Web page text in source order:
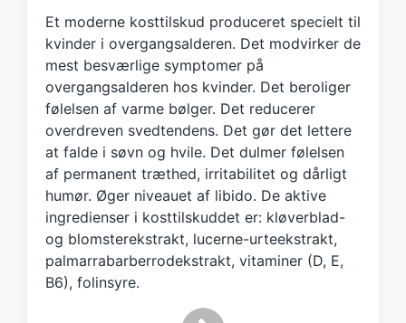
e
d
w
h
Et moderne kosttilskud produceret specielt til
kvinder i overgangsalderen. Det modvirker de
mest besværlige symptomer på
overgangsalderen hos kvinder. Det beroliger
følelsen af varme bølger. Det reducerer
overdreven svedtendens. Det gør det lettere
at falde i søvn og hvile. Det dulmer følelsen
af permanent træthed, irritabilitet og dårligt
humør. Øger niveauet af libido. De aktive
ingredienser i kosttilskuddet er: kløverblad-
og blomsterekstrakt, lucerne-urteekstrakt,
palmarrabarberrodekstrakt, vitaminer (D, E,
B6), folinsyre.